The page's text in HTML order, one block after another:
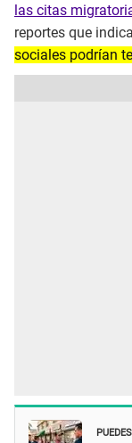
las citas
reportes que
sociales podrían